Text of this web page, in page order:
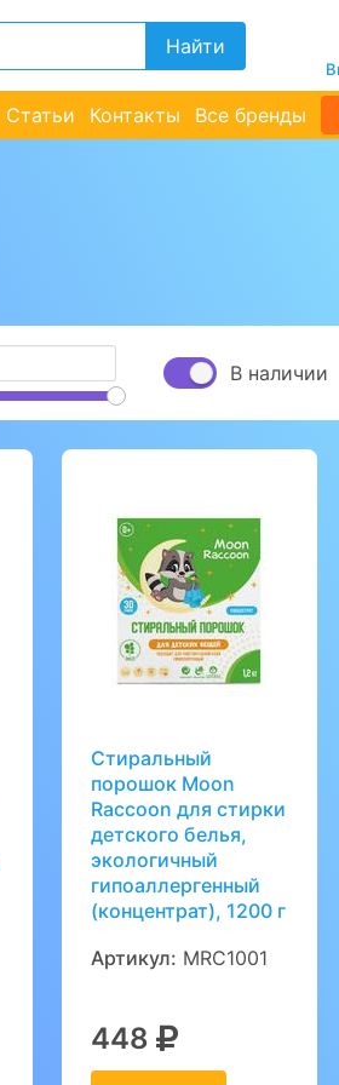
Найти
Статьи Контакты Все бренды
В наличии
Стиральный
порошок Moon
Raccoon для стирки
детского белья,
экологичный
гипоаллергенный
(концентрат), 1200 г
Артикул: MRC1001
448